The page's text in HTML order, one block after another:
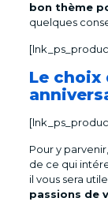
bon thème
quelques
Le choix
Pour y
de ce qui
il vous sera
passions de